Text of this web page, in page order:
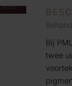
Bij
twee